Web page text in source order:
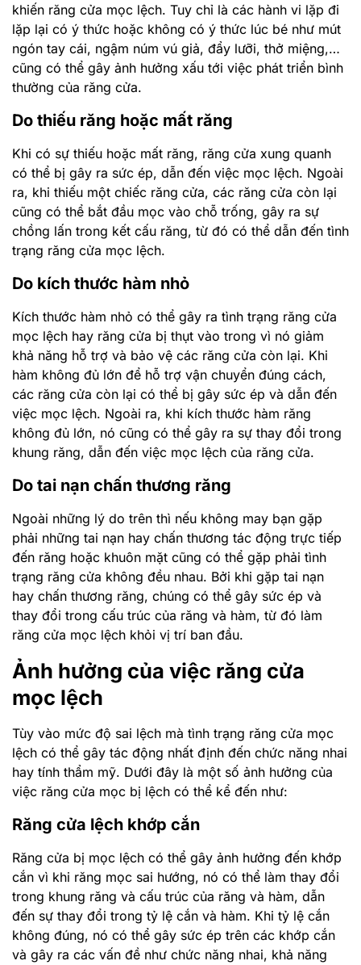
khiến răng cửa mọc lệch. Tuy chỉ là các hành vi lặp đi
lặp lại có ý thức hoặc không có ý thức lúc bé như mút
ngón tay cái, ngậm núm vú giả, đẩy lưỡi, thở miệng,…
cũng có thể gây ảnh hưởng xấu tới việc phát triển bình
thường của răng cửa.
Do thiếu răng hoặc mất răng
Khi có sự thiếu hoặc mất răng, răng cửa xung quanh
có thể bị gây ra sức ép, dẫn đến việc mọc lệch. Ngoài
ra, khi thiếu một chiếc răng cửa, các răng cửa còn lại
cũng có thể bắt đầu mọc vào chỗ trống, gây ra sự
chồng lấn trong kết cấu răng, từ đó có thể dẫn đến tình
trạng răng cửa mọc lệch.
Do kích thước hàm nhỏ
Kích thước hàm nhỏ có thể gây ra tình trạng răng cửa
mọc lệch hay răng cửa bị thụt vào trong vì nó giảm
khả năng hỗ trợ và bảo vệ các răng cửa còn lại. Khi
hàm không đủ lớn để hỗ trợ vận chuyển đúng cách,
các răng cửa còn lại có thể bị gây sức ép và dẫn đến
việc mọc lệch. Ngoài ra, khi kích thước hàm răng
không đủ lớn, nó cũng có thể gây ra sự thay đổi trong
khung răng, dẫn đến việc mọc lệch của răng cửa.
Do tai nạn chấn thương răng
Ngoài những lý do trên thì nếu không may bạn gặp
phải những tai nạn hay chấn thương tác động trực tiếp
đến răng hoặc khuôn mặt cũng có thể gặp phải tình
trạng răng cửa không đều nhau. Bởi khi gặp tai nạn
hay chấn thương răng, chúng có thể gây sức ép và
thay đổi trong cấu trúc của răng và hàm, từ đó làm
răng cửa mọc lệch khỏi vị trí ban đầu.
Ảnh hưởng của việc răng cửa
mọc lệch
Tùy vào mức độ sai lệch mà tình trạng răng cửa mọc
lệch có thể gây tác động nhất định đến chức năng nhai
hay tính thẩm mỹ. Dưới đây là một số ảnh hưởng của
việc răng cửa mọc bị lệch có thể kể đến như:
Răng cửa lệch khớp cắn
Răng cửa bị mọc lệch có thể gây ảnh hưởng đến khớp
cắn vì khi răng mọc sai hướng, nó có thể làm thay đổi
trong khung răng và cấu trúc của răng và hàm, dẫn
đến sự thay đổi trong tỷ lệ cắn và hàm. Khi tỷ lệ cắn
không đúng, nó có thể gây sức ép trên các khớp cắn
và gây ra các vấn đề như chức năng nhai, khả năng